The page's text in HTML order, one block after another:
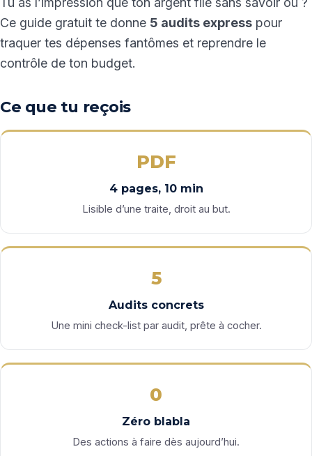
Ce guide gratuit te donne 5 audits express pour
traquer tes dépenses fantômes et reprendre le
contrôle de ton budget.
Ce que tu reçois
PDF
4 pages, 10 min
Lisible d’une traite, droit au but.
5
Audits concrets
Une mini check-list par audit, prête à cocher.
0
Zéro blabla
Des actions à faire dès aujourd’hui.